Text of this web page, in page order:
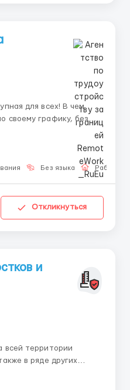
для всех! В чем
с
нам,Без языка Работа
Откликнуться
и
всей территории
в ряде других